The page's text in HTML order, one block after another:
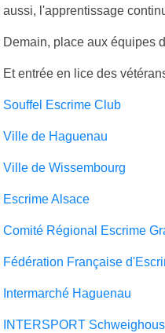
aussi, l'apprentissage
Demain, place aux équipes
Et entrée en lice des
Souffel Escrime Club
Ville de Haguenau
Ville de Wissembourg
Escrime Alsace
Comité Régional Escrime
Fédération Française
Intermarché Haguenau
INTERSPORT